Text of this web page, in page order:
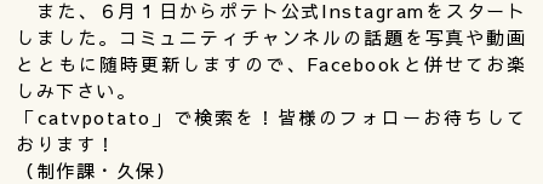
また、６月１日からポテト公式Instagramをスタート
しました。コミュニティチャンネルの話題を写真や動画
とともに随時更新しますので、Facebookと併せてお楽
しみ下さい。
「catvpotato」で検索を！皆様のフォローお待ちして
おります！
（制作課・久保）